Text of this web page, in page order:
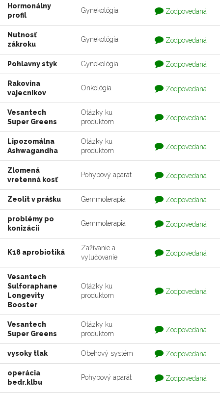
Hormonálny
profil
Gynekológia
Otázka
je
zodpovedaná
Zodpovedaná
Nutnosť
zákroku
Gynekológia
Otázka
je
zodpovedaná
Zodpovedaná
Pohlavny styk Gynekológia
Otázka
je
zodpovedaná
Zodpovedaná
Rakovina
vajecnikov
Onkológia
Otázka
je
zodpovedaná
Zodpovedaná
Vesantech
Super Greens
Otázky ku
produktom
Otázka
je
zodpovedaná
Zodpovedaná
Lipozomálna
Ashwagandha
Otázky ku
produktom
Otázka
je
zodpovedaná
Zodpovedaná
Zlomená
vretenná kosť
Pohybový aparát
Otázka
je
zodpovedaná
Zodpovedaná
Zeolit v prášku Gemmoterapia
Otázka
je
zodpovedaná
Zodpovedaná
problémy po
konizácii
Gemmoterapia
Otázka
je
zodpovedaná
Zodpovedaná
K18 aprobiotiká
Zažívanie a
vylučovanie
Otázka
je
zodpovedaná
Zodpovedaná
Vesantech
Sulforaphane
Longevity
Booster
Otázky ku
produktom
Otázka
je
Zodpovedaná
Vesantech
Super Greens
Otázky ku
produktom
Otázka
je
zodpovedaná
Zodpovedaná
vysoky tlak Obehový systém
Otázka
je
zodpovedaná
Zodpovedaná
operácia
bedr.klbu
Pohybový aparát
Otázka
je
zodpovedaná
Zodpovedaná